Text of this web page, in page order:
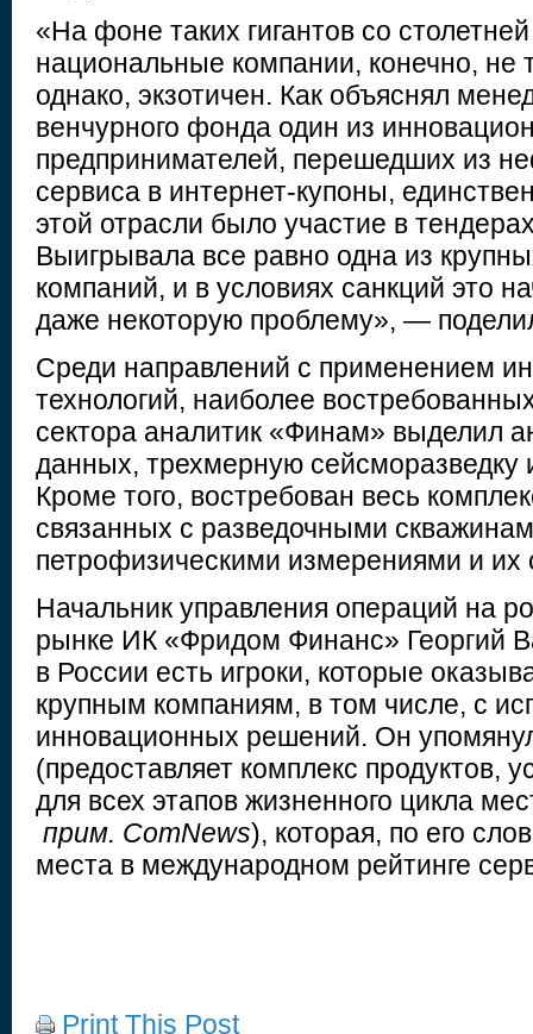
«На фоне таких гигантов со
национальные компании, конечно, не
однако, экзотичен. Как объяснял
венчурного фонда один из
предпринимателей, перешедших из
сервиса в интернет-купоны,
этой отрасли было участие в
Выигрывала все равно одна из
компаний, и в условиях санкций это
даже некоторую проблему», —
Среди направлений с применением
технологий, наиболее
сектора аналитик «Финам» выделил
данных, трехмерную сейсморазведку
Кроме того, востребован весь
связанных с разведочными
петрофизическими измерениями и их
Начальник управления операций на
рынке ИК «Фридом Финанс» Георгий
в России есть игроки, которые
крупным компаниям, в том числе, с
инновационных решений. Он
(предоставляет комплекс продуктов,
для всех этапов жизненного цикла
прим. ComNews), которая, по его
места в международном рейтинге
Print This Post